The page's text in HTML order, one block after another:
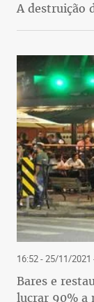
A destruição
16:52 - 25/11/2021
Bares e
lucrar 90% a